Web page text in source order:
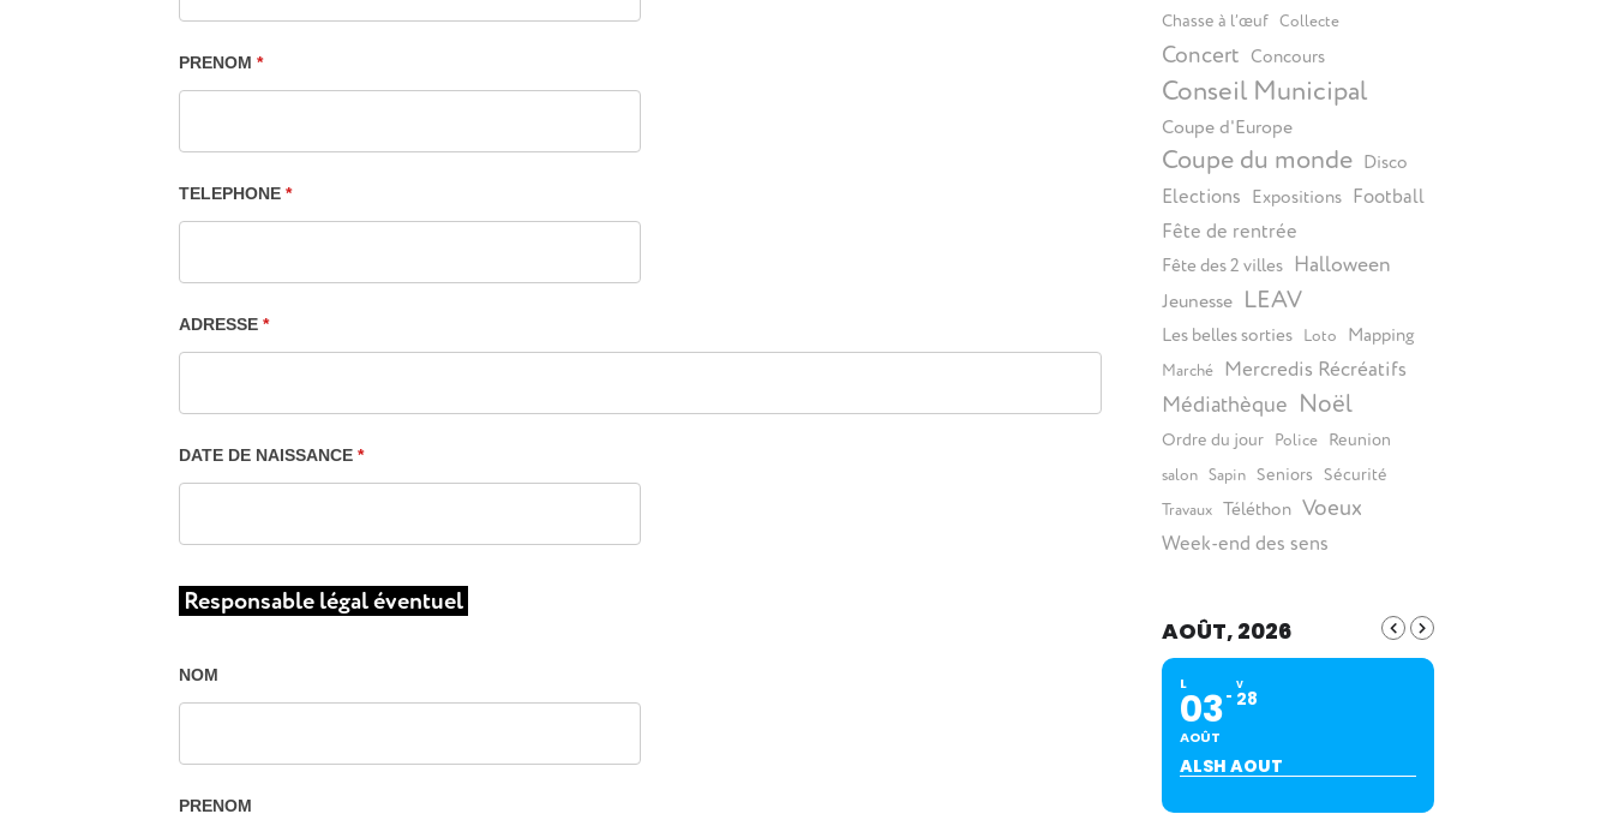
PRENOM*
TELEPHONE*
ADRESSE*
DATE DE NAISSANCE*
Responsable légal éventuel
NOM
PRENOM
Chasse à l’œuf Collecte
Concert Concours
Conseil Municipal
Coupe d'Europe
Coupe du monde Disco
Elections Expositions Football
Fête de rentrée
Fête des 2 villes Halloween
Jeunesse LEAV
Les belles sorties Loto Mapping
Marché Mercredis Récréatifs
Médiathèque Noël
Ordre du jour Police Reunion
salon Sapin Seniors Sécurité
Travaux Téléthon Voeux
Week-end des sens
AOÛT, 2026
L
03
AOÛT
V
28
ALSH AOUT